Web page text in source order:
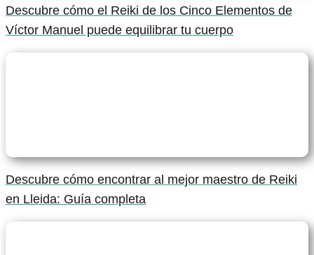
Descubre cómo el Reiki de los Cinco Elementos de
Víctor Manuel puede equilibrar tu cuerpo
Descubre cómo encontrar al mejor maestro de Reiki
en Lleida: Guía completa